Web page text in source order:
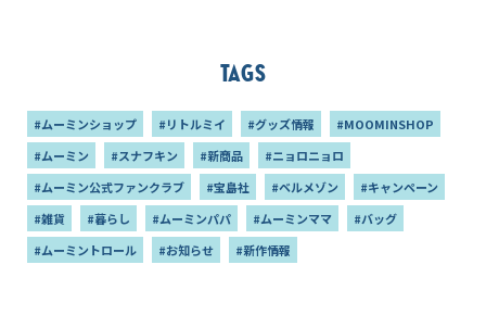
Tags
#ムーミンショップ #リトルミイ #グッズ情報
#MOOMINSHOP
#ムーミン
#スナフキン #新商品
#ニョロニョロ
#ムーミン公式ファンクラブ
#宝島社 #ベルメゾン
#キャンペーン
#雑貨
#暮らし #ムーミンパパ #ムーミンママ
#バッグ
#ムーミントロール
#お知らせ #新作情報